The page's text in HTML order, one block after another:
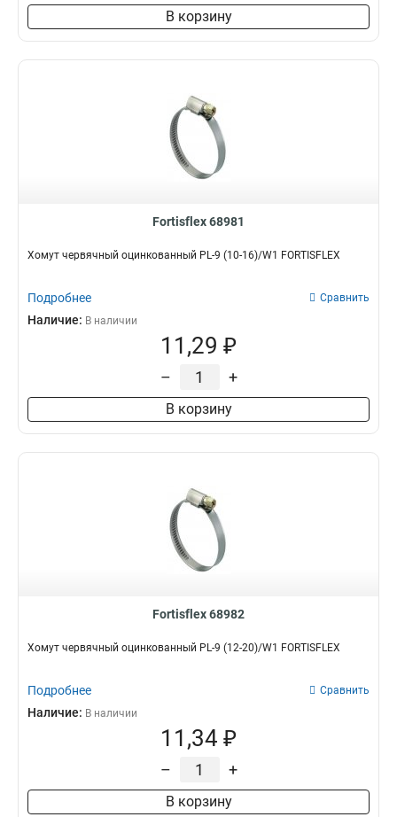
В корзину
Fortisflex 68981
Хомут червячный оцинкованный PL-9 (10-16)/W1 FORTISFLEX
Подробнее Сравнить
Наличие: В наличии
11,29 ₽
– +
В корзину
Fortisflex 68982
Хомут червячный оцинкованный PL-9 (12-20)/W1 FORTISFLEX
Подробнее Сравнить
Наличие: В наличии
11,34 ₽
– +
В корзину